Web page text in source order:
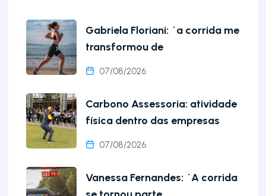
Gabriela Floriani: ´a corrida me
transformou de
07/08/2026
Carbono Assessoria: atividade
física dentro das empresas
07/08/2026
Vanessa Fernandes: ´A corrida